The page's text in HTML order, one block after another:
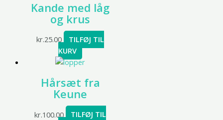
Kande med låg
og krus
kr.25.00
TILFØJ TIL
KURV
Hårsæt fra
Keune
kr.100.00
TILFØJ TIL